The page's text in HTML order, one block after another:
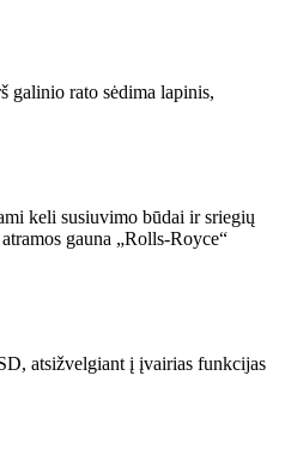
galinio rato sėdima lapinis,
keli susiuvimo būdai ir sriegių
gauna „Rolls-Royce“
atsižvelgiant į įvairias funkcijas